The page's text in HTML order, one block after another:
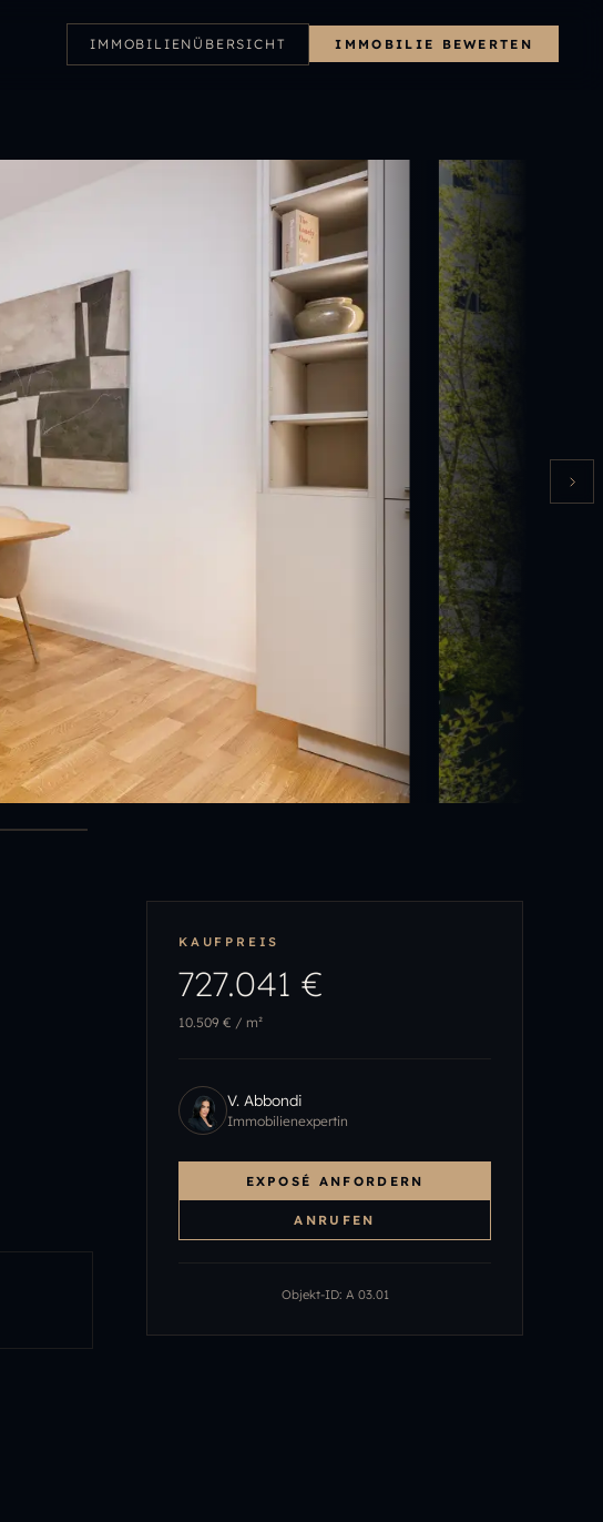
IMMOBILIENÜBERSICHT IMMOBILIE BEWERTEN
KAUFPREIS
727.041 €
10.509 € / m²
V. Abbondi
Immobilienexpertin
EXPOSÉ ANFORDERN
ANRUFEN
Objekt-ID: A 03.01